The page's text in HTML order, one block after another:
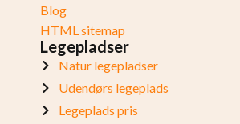
Blog
HTML sitemap
Legepladser
Natur legepladser
Udendørs legeplads
Legeplads pris